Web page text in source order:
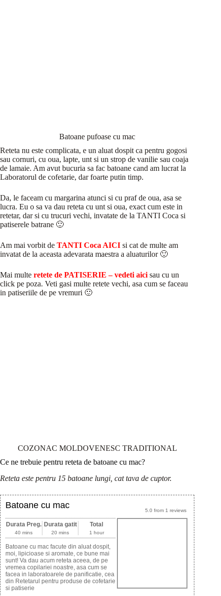
Batoane pufoase cu mac
Reteta nu este complicata, e un aluat dospit ca pentru gogosi
sau cornuri, cu oua, lapte, unt si un strop de vanilie sau coaja
de lamaie. Am avut bucuria sa fac batoane cand am lucrat la
Laboratorul de cofetarie, dar foarte putin timp.
Da, le faceam cu margarina atunci si cu praf de oua, asa se
lucra. Eu o sa va dau reteta cu unt si oua, exact cum este in
retetar, dar si cu trucuri vechi, invatate de la TANTI Coca si
patiserele batrane 🙂
Am mai vorbit de TANTI Coca AICI si cat de multe am
invatat de la aceasta adevarata maestra a aluaturilor 🙂
Mai multe retete de PATISERIE – vedeti aici sau cu un
click pe poza. Veti gasi multe retete vechi, asa cum se faceau
in patiseriile de pe vremuri 🙂
COZONAC MOLDOVENESC TRADITIONAL
Ce ne trebuie pentru reteta de batoane cu mac?
Reteta este pentru 15 batoane lungi, cat tava de cuptor.
5.0 from 1 reviews
Batoane cu mac
Durata Preg.
40 mins
Durata gatit
20 mins
Total
1 hour
Batoane cu mac facute din aluat dospit,
moi, lipicioase si aromate, ce bune mai
sunt! Va dau acum reteta aceea, de pe
vremea copilariei noastre, asa cum se
facea in laboratoarele de panificatie, cea
din Retetarul pentru produse de cofetarie
si patiserie